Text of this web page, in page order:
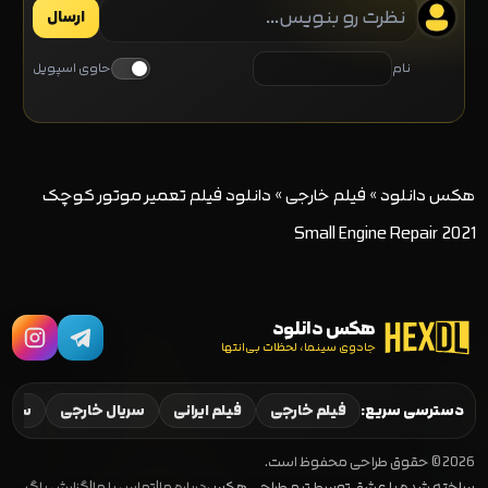
ارسال
نام حاوی اسپویل
هکس دانلود»فیلم خارجی»دانلود فیلم تعمیر موتور کوچک
Small Engine Repair 2021
هکس دانلود
جادوی سینما، لحظات بی‌انتها
دسترسی سریع: فیلم خارجی فیلم ایرانی سریال خارجی
2026 © حقوق طراحی محفوظ است.